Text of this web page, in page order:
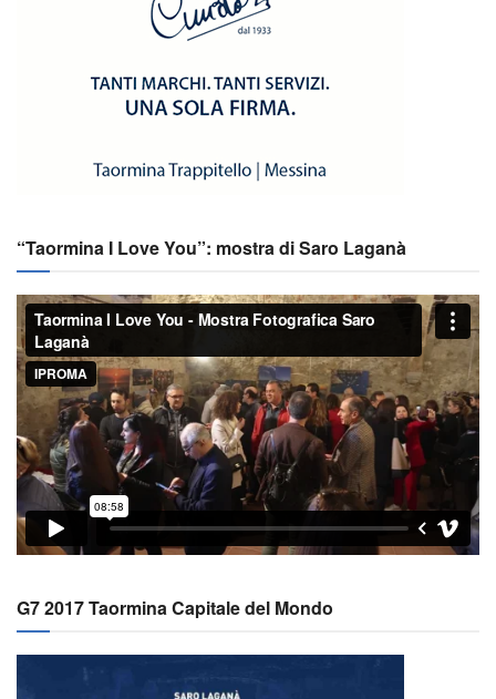
“Taormina I Love You”: mostra di Saro Laganà
G7 2017 Taormina Capitale del Mondo